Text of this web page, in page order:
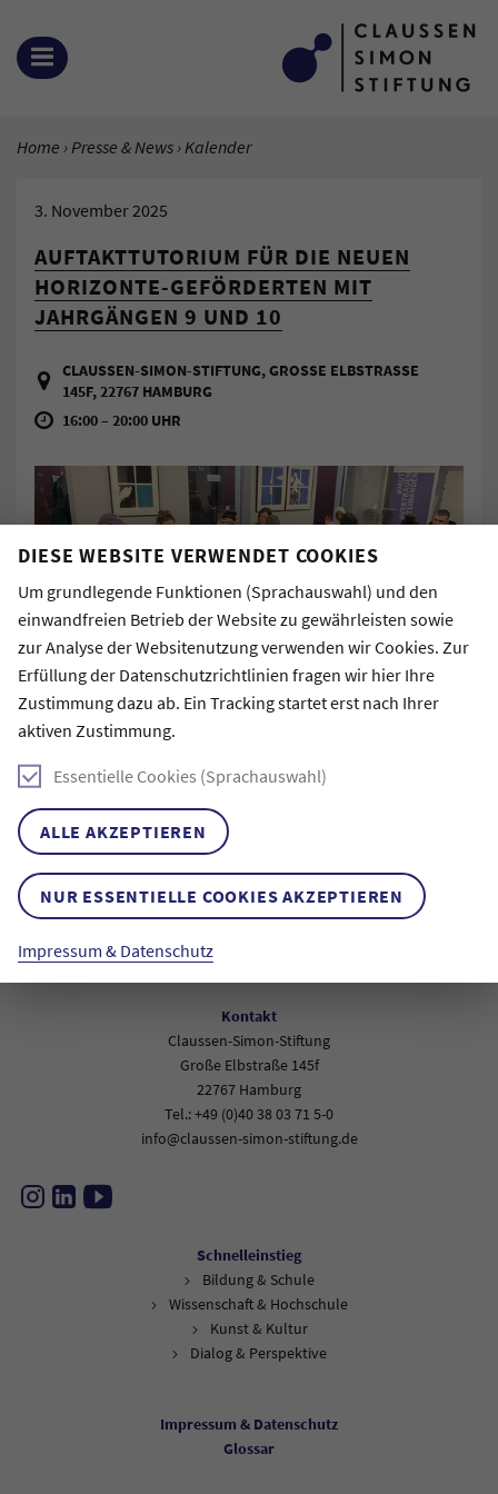
DIESE WEBSITE VERWENDET COOKIES
Um grundlegende Funktionen (Sprachauswahl) und den
einwandfreien Betrieb der Website zu gewährleisten sowie
zur Analyse der Websitenutzung verwenden wir Cookies. Zur
Erfüllung der Datenschutzrichtlinien fragen wir hier Ihre
Zustimmung dazu ab. Ein Tracking startet erst nach Ihrer
aktiven Zustimmung.
Essentielle Cookies (Sprachauswahl)
ALLE AKZEPTIEREN
NUR ESSENTIELLE COOKIES AKZEPTIEREN
Impressum & Datenschutz
Zum Inhalt springen
MENÜ ÖFFNEN
SIE BEFINDEN SICH HIER:
Home Presse & News Aktuelle Seite:
Kalender
3. November 2025
AUFTAKTTUTORIUM FÜR DIE NEUEN
HORIZONTE-GEFÖRDERTEN MIT
JAHRGÄNGEN 9 UND 10
CLAUSSEN-SIMON-STIFTUNG, GROSSE ELBSTRASSE 14
5F, 22767 HAMBURG
16:00 – 20:00 UHR
Auftaktveranstaltung für den neuen Horizonte-Jahrgang
2025!
Nach einem ersten Kennenlernen wird das Programm
vorgestellt und die Jahrgänge 9 und 10 miteinander
bekannt gemacht.
Kontakt
Claussen-Simon-Stiftung
Große Elbstraße 145f
22767 Hamburg
Tel.: +49 (0)40 38 03 71 5-0
info@claussen-simon-stiftung.de
Schnelleinstieg
Bildung & Schule
Wissenschaft & Hochschule
Kunst & Kultur
Dialog & Perspektive
Impressum & Datenschutz
Glossar